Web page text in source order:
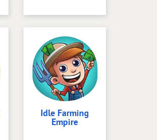
Idle Farming
Empire